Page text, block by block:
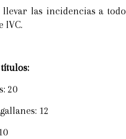
llevar las incidencias a
IVC.
20
12